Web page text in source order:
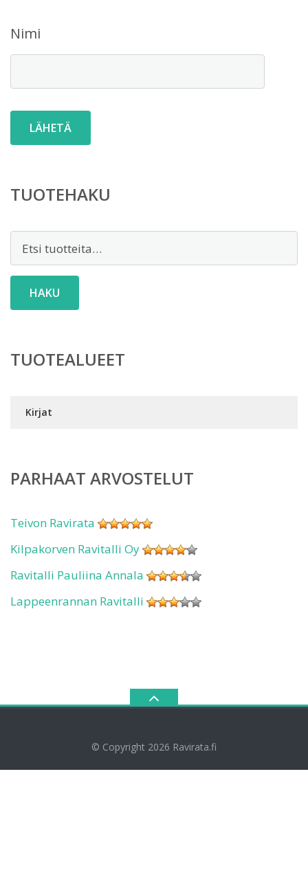
Nimi
TUOTEHAKU
HAKU
TUOTEALUEET
Kirjat
PARHAAT ARVOSTELUT
Teivon Ravirata
Kilpakorven Ravitalli Oy
Ravitalli Pauliina Annala
Lappeenrannan Ravitalli
© Copyright 2026 Ravirata.fi